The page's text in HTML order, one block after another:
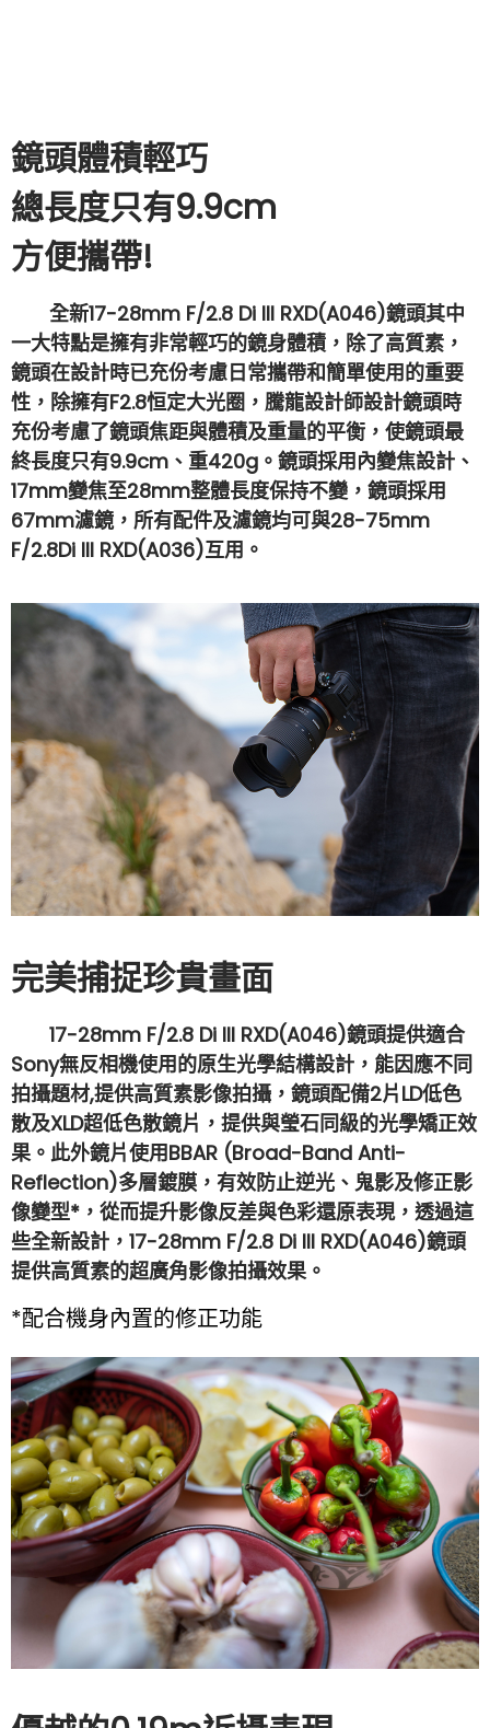
鏡頭體積輕巧
總長度只有9.9cm
方便攜帶!
全新17-28mm F/2.8 Di III RXD(A046)鏡頭其中
一大特點是擁有非常輕巧的鏡身體積，除了高質素，
鏡頭在設計時已充份考慮日常攜帶和簡單使用的重要
性，除擁有F2.8恒定大光圈，騰龍設計師設計鏡頭時
充份考慮了鏡頭焦距與體積及重量的平衡，使鏡頭最
終長度只有9.9cm、重420g。鏡頭採用內變焦設計、
17mm變焦至28mm整體長度保持不變，鏡頭採用
67mm濾鏡，所有配件及濾鏡均可與28-75mm
F/2.8Di III RXD(A036)互用。
完美捕捉珍貴畫面
17-28mm F/2.8 Di III RXD(A046)鏡頭提供適合
Sony無反相機使用的原生光學結構設計，能因應不同
拍攝題材,提供高質素影像拍攝，鏡頭配備2片LD低色
散及XLD超低色散鏡片，提供與瑩石同級的光學矯正效
果。此外鏡片使用BBAR (Broad-Band Anti-
Reflection)多層鍍膜，有效防止逆光、鬼影及修正影
像變型*，從而提升影像反差與色彩還原表現，透過這
些全新設計，17-28mm F/2.8 Di III RXD(A046)鏡頭
提供高質素的超廣角影像拍攝效果。
*配合機身內置的修正功能